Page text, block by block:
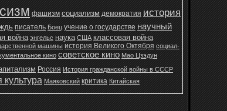
фашизм социализм демократия история
писатель Боец учение о государстве научный
война энгельс наука США классовая война
машины история Великого Октября социал-
кино советское кино Мао Цзэдун
Россия История гражданской войны в СССР
культура Маяковский критика Китайская